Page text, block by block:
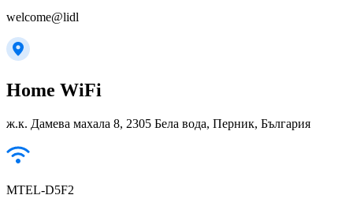
welcome@lidl
Home WiFi
ж.к. Дамева махала 8, 2305 Бела вода, Перник, България
MTEL-D5F2